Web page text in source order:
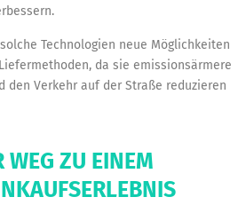
Technologien neue Möglichkeiten
da sie emissionsärmere
den Verkehr auf der Straße reduzieren
WEG ZU EINEM